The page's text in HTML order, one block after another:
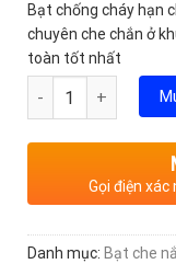
Bạt chống cháy hạn
chuyên che chắn ở
toàn tốt nhất
Số lượng
Gọi điện
Danh mục: Bạt che